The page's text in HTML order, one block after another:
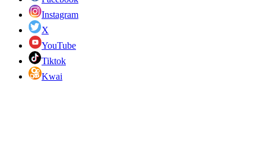
Instagram
X
YouTube
Tiktok
Kwai